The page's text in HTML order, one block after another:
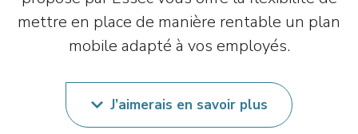
mettre en place de manière rentable un plan
mobile adapté à vos employés.
J’aimerais en savoir plus